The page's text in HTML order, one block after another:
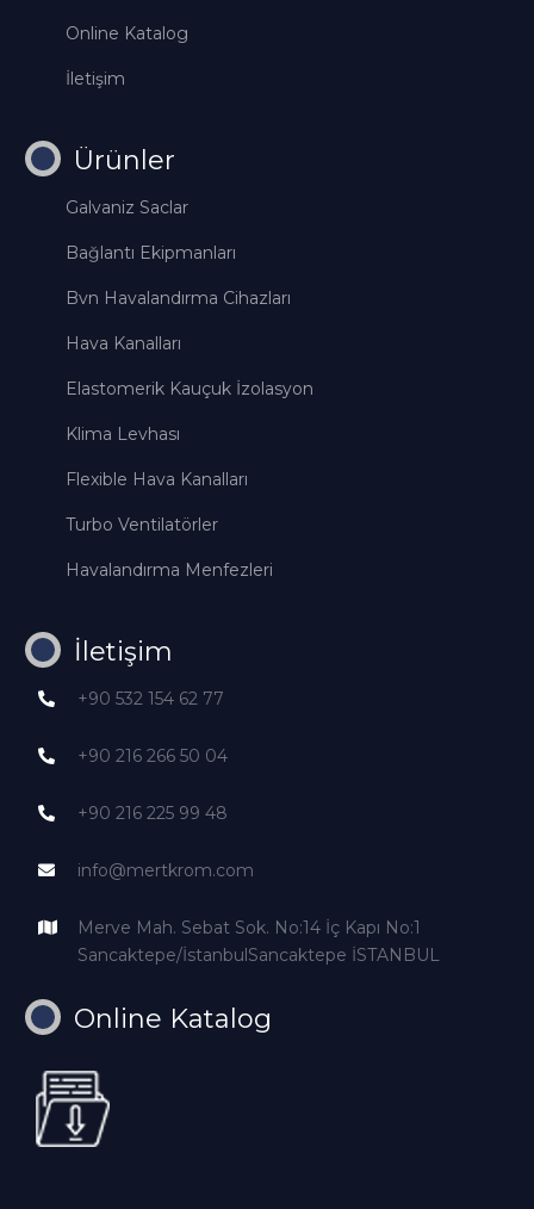
Online Katalog
İletişim
Ürünler
Galvaniz Saclar
Bağlantı Ekipmanları
Bvn Havalandırma Cihazları
Hava Kanalları
Elastomerik Kauçuk İzolasyon
Klima Levhası
Flexible Hava Kanalları
Turbo Ventilatörler
Havalandırma Menfezleri
İletişim
+90 532 154 62 77
+90 216 266 50 04
+90 216 225 99 48
info@mertkrom.com
Merve Mah. Sebat Sok. No:14 İç Kapı No:1
Sancaktepe/İstanbulSancaktepe İSTANBUL
Online Katalog